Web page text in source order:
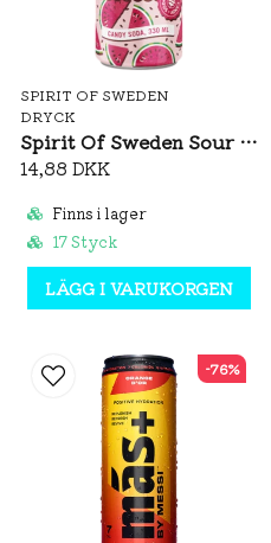
SPIRIT OF SWEDEN
DRYCK
Spirit Of Sweden Sour Watermelon 330ml
14,88 DKK
Finns i lager
17 Styck
LÄGG I VARUKORGEN
-76%